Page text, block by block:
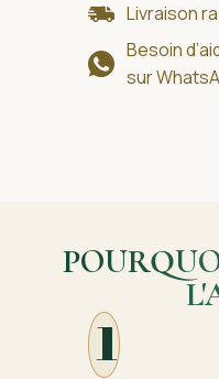
Livraison
Besoin
sur
1